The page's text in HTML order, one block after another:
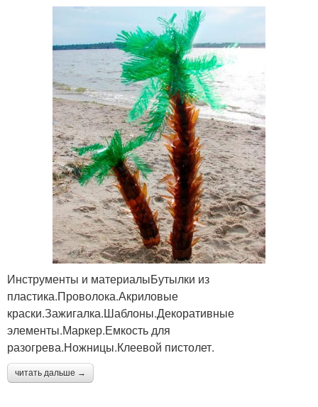
Инструменты и материалыБутылки из
пластика.Проволока.Акриловые
краски.Зажигалка.Шаблоны.Декоративные
элементы.Маркер.Емкость для
разогрева.Ножницы.Клеевой пистолет.
читать дальше →